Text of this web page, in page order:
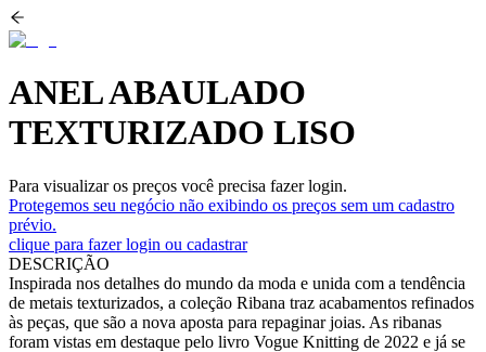
ANEL ABAULADO
TEXTURIZADO LISO
Para visualizar os preços você precisa fazer login.
Protegemos seu negócio não exibindo os preços sem um cadastro
prévio.
clique para fazer login ou cadastrar
DESCRIÇÃO
Inspirada nos detalhes do mundo da moda e unida com a tendência
de metais texturizados, a coleção Ribana traz acabamentos refinados
às peças, que são a nova aposta para repaginar joias. As ribanas
foram vistas em destaque pelo livro Vogue Knitting de 2022 e já se